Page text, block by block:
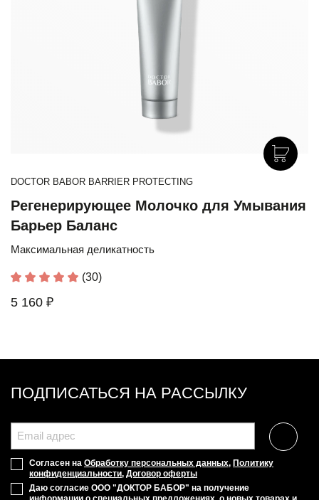
DOCTOR BABOR BARRIER PROTECTING
Регенерирующее Молочко для Умывания
Барьер Баланс
Максимальная деликатность
(30)
5 160 ₽
ПОДПИСАТЬСЯ НА РАССЫЛКУ
Согласен на Обработку персональных данных, Политику
конфиденциальности, Договор оферты
Даю согласие ООО "ДОКТОР БАБОР" на получение